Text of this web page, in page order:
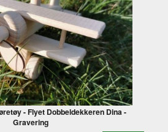
- Flyet Dobbeldekkeren Dina -
Gravering